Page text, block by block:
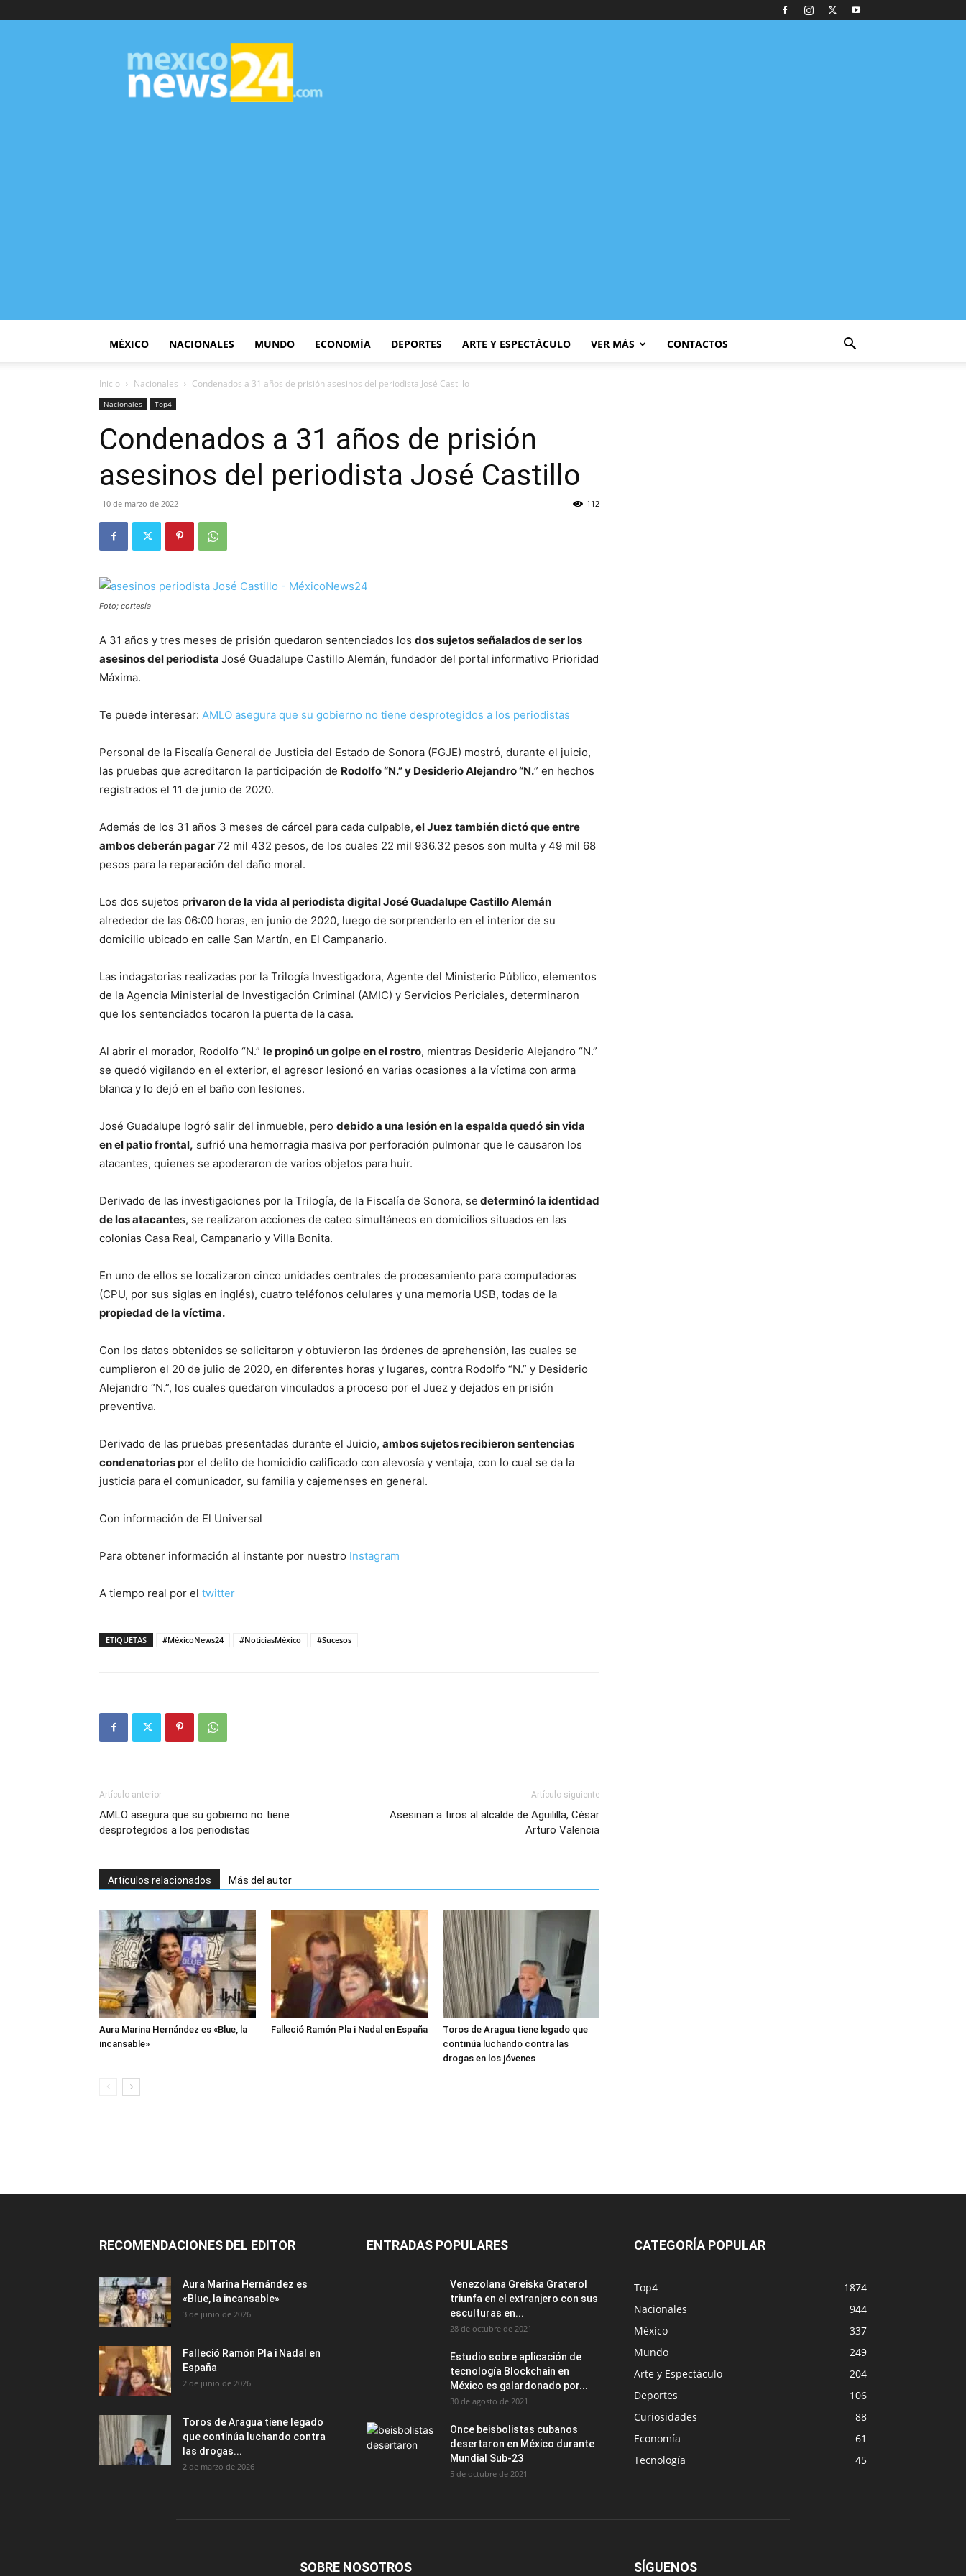
MexicoNews24
MÉXICO NACIONALES MUNDO ECONOMÍA DEPORTES ARTE Y ESPECTÁCULO VER MÁS CONTACTOS
Inicio Nacionales Condenados a 31 años de prisión asesinos del periodista José Castillo
Nacionales Top4
Condenados a 31 años de prisión
asesinos del periodista José Castillo
10 de marzo de 2022 112
Foto; cortesía
A 31 años y tres meses de prisión quedaron sentenciados los dos sujetos señalados de ser los
asesinos del periodista José Guadalupe Castillo Alemán, fundador del portal informativo Prioridad
Máxima.
Te puede interesar: AMLO asegura que su gobierno no tiene desprotegidos a los periodistas
Personal de la Fiscalía General de Justicia del Estado de Sonora (FGJE) mostró, durante el juicio,
las pruebas que acreditaron la participación de Rodolfo “N.” y Desiderio Alejandro “N.” en hechos
registrados el 11 de junio de 2020.
Además de los 31 años 3 meses de cárcel para cada culpable, el Juez también dictó que entre
ambos deberán pagar72 mil 432 pesos, de los cuales 22 mil 936.32 pesos son multa y 49 mil 68
pesos para la reparación del daño moral.
Los dos sujetos privaron de la vida al periodista digital José Guadalupe Castillo Alemán
alrededor de las 06:00 horas, en junio de 2020, luego de sorprenderlo en el interior de su
domicilio ubicado en calle San Martín, en El Campanario.
Las indagatorias realizadas por la Trilogía Investigadora, Agente del Ministerio Público, elementos
de la Agencia Ministerial de Investigación Criminal (AMIC) y Servicios Periciales, determinaron
que los sentenciados tocaron la puerta de la casa.
Al abrir el morador, Rodolfo “N.” le propinó un golpe en el rostro, mientras Desiderio Alejandro “N.”
se quedó vigilando en el exterior, el agresor lesionó en varias ocasiones a la víctima con arma
blanca y lo dejó en el baño con lesiones.
José Guadalupe logró salir del inmueble, pero debido a una lesión en la espalda quedó sin vida
en el patio frontal, sufrió una hemorragia masiva por perforación pulmonar que le causaron los
atacantes, quienes se apoderaron de varios objetos para huir.
Derivado de las investigaciones por la Trilogía, de la Fiscalía de Sonora, se determinó la identidad
de los atacantes, se realizaron acciones de cateo simultáneos en domicilios situados en las
colonias Casa Real, Campanario y Villa Bonita.
En uno de ellos se localizaron cinco unidades centrales de procesamiento para computadoras
(CPU, por sus siglas en inglés), cuatro teléfonos celulares y una memoria USB, todas de la
propiedad de la víctima.
Con los datos obtenidos se solicitaron y obtuvieron las órdenes de aprehensión, las cuales se
cumplieron el 20 de julio de 2020, en diferentes horas y lugares, contra Rodolfo “N.” y Desiderio
Alejandro “N.”, los cuales quedaron vinculados a proceso por el Juez y dejados en prisión
preventiva.
Derivado de las pruebas presentadas durante el Juicio, ambos sujetos recibieron sentencias
condenatorias por el delito de homicidio calificado con alevosía y ventaja, con lo cual se da la
justicia para el comunicador, su familia y cajemenses en general.
Con información de El Universal
Para obtener información al instante por nuestro Instagram
A tiempo real por el twitter
ETIQUETAS #MéxicoNews24 #NoticiasMéxico #Sucesos
Artículo anterior
AMLO asegura que su gobierno no tiene
desprotegidos a los periodistas
Artículo siguiente
Asesinan a tiros al alcalde de Aguililla, César
Arturo Valencia
Artículos relacionados Más del autor
Aura Marina Hernández es «Blue, la
incansable»
Falleció Ramón Pla i Nadal en España
Toros de Aragua tiene legado que
continúa luchando contra las
drogas en los jóvenes
RECOMENDACIONES DEL EDITOR
Aura Marina Hernández es
«Blue, la incansable»
3 de junio de 2026
Falleció Ramón Pla i Nadal en
España
2 de junio de 2026
Toros de Aragua tiene legado
que continúa luchando contra
las drogas...
2 de marzo de 2026
ENTRADAS POPULARES
Venezolana Greiska Graterol
triunfa en el extranjero con sus
esculturas en...
28 de octubre de 2021
Estudio sobre aplicación de
tecnología Blockchain en
México es galardonado por...
30 de agosto de 2021
Once beisbolistas cubanos
desertaron en México durante
Mundial Sub-23
5 de octubre de 2021
CATEGORÍA POPULAR
Top4
1874
Nacionales
944
México
337
Mundo
249
Arte y Espectáculo
204
Deportes
106
Curiosidades
88
Economía
61
Tecnología
45
SOBRE NOSOTROS SÍGUENOS